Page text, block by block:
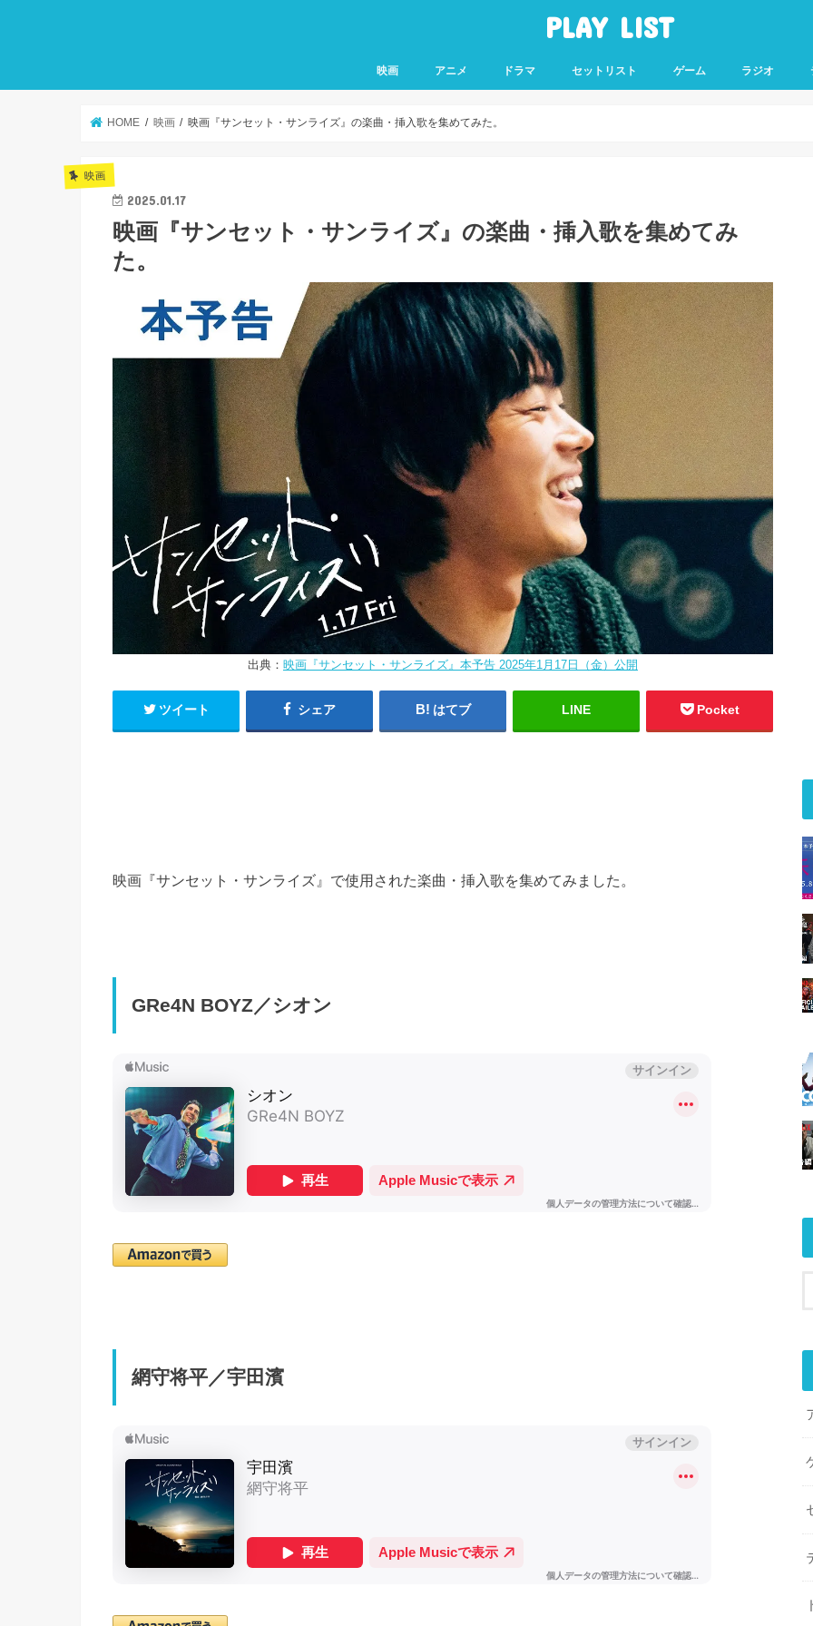
PLAY LIST
映画 アニメ ドラマ セットリスト ゲーム ラジオ
HOME 映画 映画『サンセット・サンライズ』の楽曲・挿入歌を集めてみた。
映画
2025.01.17
映画『サンセット・サンライズ』の楽曲・挿入歌を集めてみ
た。
出典： 映画『サンセット・サンライズ』本予告 2025年1月17日（金）公開
ツイート シェア はてブ LINE Pocket
映画『サンセット・サンライズ』で使用された楽曲・挿入歌を集めてみました。
GRe4N BOYZ／シオン
網守将平／宇田濱